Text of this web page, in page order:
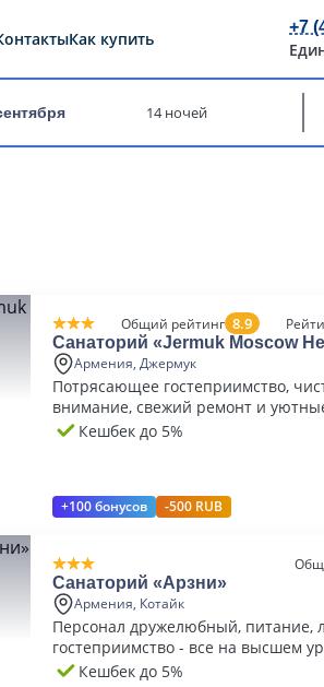
Как купить
+7
14 ночей
Общий рейтинг 8.9
Санаторий «Jermuk Moscow
Армения, Джермук
Потрясающее гостеприимство,
внимание, свежий ремонт и
отличные процедуры
Кешбек до 5%
+100 бонусов -500 RUB
Санаторий «Арзни»
Армения, Котайк
Персонал дружелюбный, питание,
гостеприимство - все на высшем
спокойно и уютно, очень хорошее
Кешбек до 5%